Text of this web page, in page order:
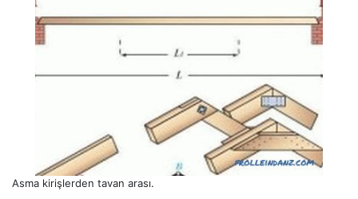
Asma kirişlerden tavan arası.